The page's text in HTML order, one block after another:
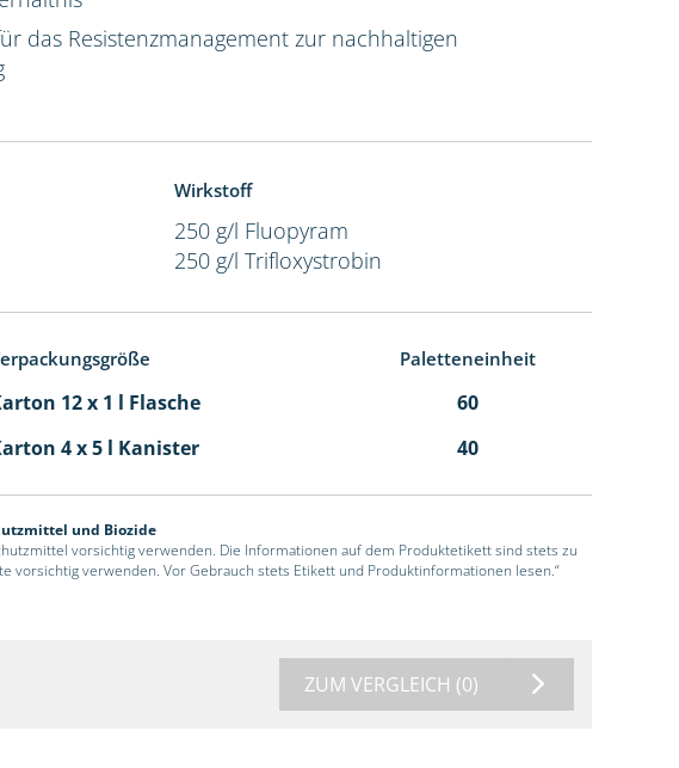
das Resistenzmanagement zur nachhaltigen
Wirkstoff
250 g/l Fluopyram
250 g/l Trifloxystrobin
Paletteneinheit
12 x 1 l Flasche
60
4 x 5 l Kanister 40
und Biozide
vorsichtig verwenden. Die Informationen auf dem Produktetikett sind stets zu
vorsichtig verwenden. Vor Gebrauch stets Etikett und Produktinformationen lesen.“
ZUM VERGLEICH (0)